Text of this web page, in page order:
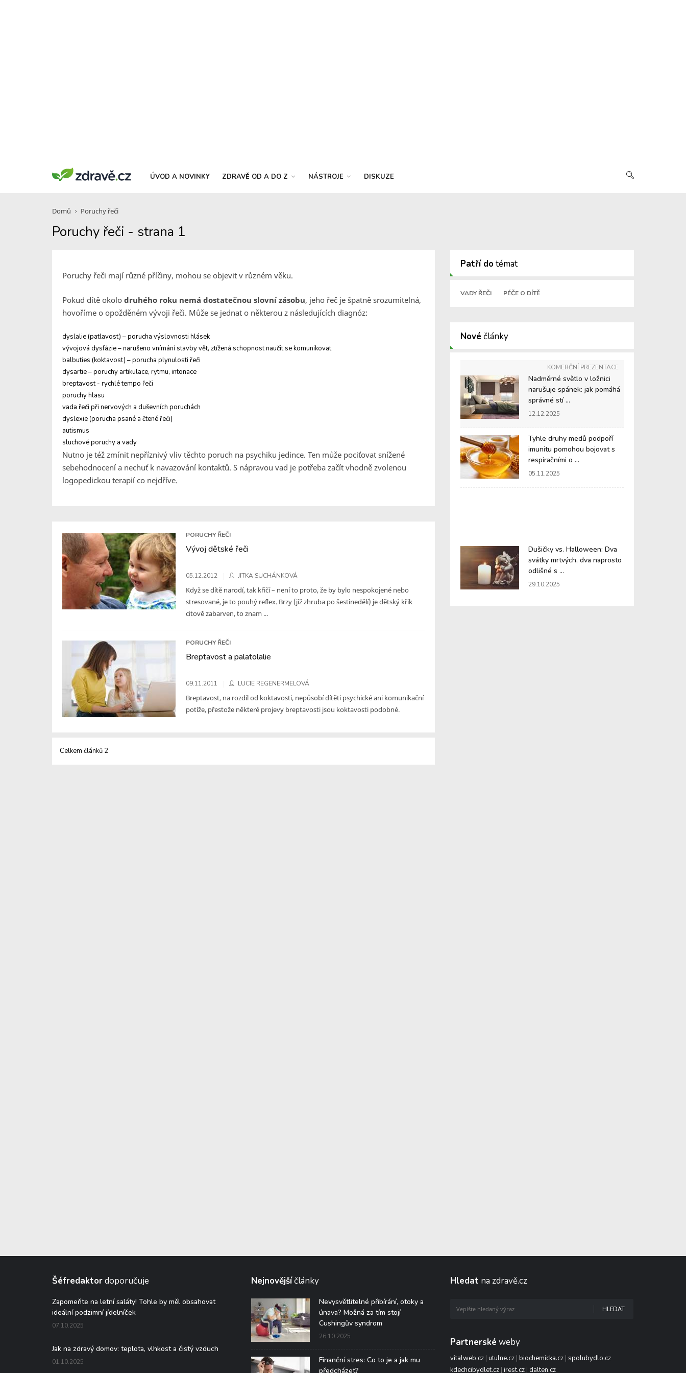
ÚVOD A NOVINKY ZDRAVĚ OD A DO Z NÁSTROJE DISKUZE
Domů Poruchy řeči
Poruchy řeči - strana 1
Poruchy řeči mají různé příčiny, mohou se objevit v různém věku.
Pokud dítě okolo druhého roku nemá dostatečnou slovní zásobu, jeho řeč je špatně srozumitelná,
hovoříme o opožděném vývoji řeči. Může se jednat o některou z následujících diagnóz:
dyslalie (patlavost) – porucha výslovnosti hlásek
vývojová dysfázie – narušeno vnímání stavby vět, ztížená schopnost naučit se komunikovat
balbuties (koktavost) – porucha plynulosti řeči
dysartie – poruchy artikulace, rytmu, intonace
breptavost - rychlé tempo řeči
poruchy hlasu
vada řeči při nervových a duševních poruchách
dyslexie (porucha psané a čtené řeči)
autismus
sluchové poruchy a vady
Nutno je též zmínit nepříznivý vliv těchto poruch na psychiku jedince. Ten může pociťovat snížené
sebehodnocení a nechuť k navazování kontaktů. S nápravou vad je potřeba začít vhodně zvolenou
logopedickou terapií co nejdříve.
PORUCHY ŘEČI
Vývoj dětské řeči
05.12.2012 JITKA SUCHÁNKOVÁ
Když se dítě narodí, tak křičí – není to proto, že by bylo nespokojené nebo
stresované, je to pouhý reflex. Brzy (již zhruba po šestinedělí) je dětský křik
citově zabarven, to znam ...
PORUCHY ŘEČI
Breptavost a palatolalie
09.11.2011 LUCIE REGENERMELOVÁ
Breptavost, na rozdíl od koktavosti, nepůsobí dítěti psychické ani komunikační
potíže, přestože některé projevy breptavosti jsou koktavosti podobné.
Celkem článků 2
Patří dotémat
VADY ŘEČI PÉČE O DÍTĚ
Nové články
KOMERČNÍ PREZENTACE
Nadměrné světlo v ložnici
narušuje spánek: jak pomáhá
správné stí ...
12.12.2025
Tyhle druhy medů podpoří
imunitu pomohou bojovat s
respiračními o ...
05.11.2025
Dušičky vs. Halloween: Dva
svátky mrtvých, dva naprosto
odlišné s ...
29.10.2025
Šéfredaktordoporučuje
Zapomeňte na letní saláty! Tohle by měl obsahovat
ideální podzimní jídelníček
07.10.2025
Jak na zdravý domov: teplota, vlhkost a čistý vzduch
01.10.2025
Nejnovějšíčlánky
Nevysvětlitelné přibírání, otoky a
únava? Možná za tím stojí
Cushingův syndrom
26.10.2025
Finanční stres: Co to je a jak mu
předcházet?
Hledat na zdravě.cz
HLEDAT
Partnerské weby
vitalweb.cz| utulne.cz| biochemicka.cz| spolubydlo.cz
kdechcibydlet.cz| irest.cz| dalten.cz